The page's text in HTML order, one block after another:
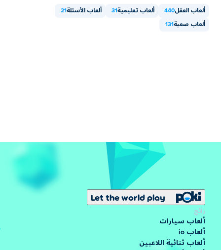
ألعاب العقل440 ألعاب تعليمية31 ألعاب الأسئلة21
ألعاب صعبة131
Let the world play
رائج
ألعاب سيارات
ألعاب io
ألعاب ثنائية اللاعبين